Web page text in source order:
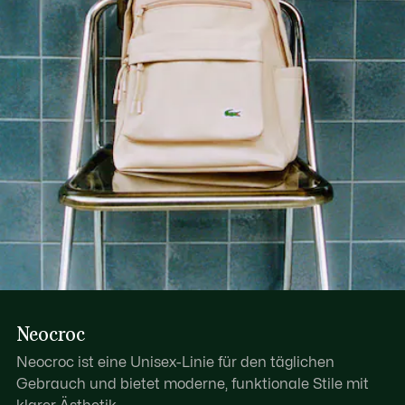
Erfahren Sie hier mehr
Neocroc
Neocroc ist eine Unisex-Linie für den täglichen
Gebrauch und bietet moderne, funktionale Stile mit